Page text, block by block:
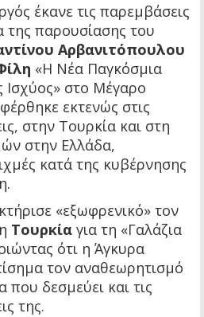
έκανε τις παρεμβάσεις
της παρουσίασης του
Αρβανιτόπουλου
«Η Νέα Παγκόσμια
Ισχύος» στο Μέγαρο
εκτενώς στις
στην Τουρκία και στη
στην Ελλάδα,
κατά της κυβέρνησης
«εξωφρενικό» τον
Τουρκία για τη «Γαλάζια
ότι η Άγκυρα
τον αναθεωρητισμό
που δεσμεύει και τις
της.